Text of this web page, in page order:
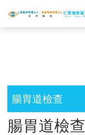
腸胃道檢查
腸胃道檢查